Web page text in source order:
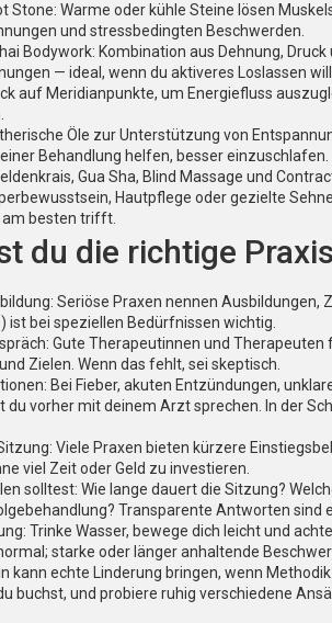
Stone: Warme oder kühle Steine lösen
und stressbedingten Beschwerden.
Bodywork: Kombination aus Dehnung,
— ideal, wenn du aktiveres Loslassen
auf Meridianpunkte, um Energiefluss
Öle zur Unterstützung von
Behandlung helfen, besser einzuschlafen.
Gua Sha, Blind Massage und
Hautpflege oder gezielte
am besten trifft.
du die richtige
Seriöse Praxen nennen Ausbildungen,
ist bei speziellen Bedürfnissen wichtig.
Gute Therapeutinnen und
Zielen. Wenn das fehlt, sei skeptisch.
Bei Fieber, akuten Entzündungen,
du vorher mit deinem Arzt sprechen. In der
Viele Praxen bieten kürzere
viel Zeit oder Geld zu investieren.
solltest: Wie lange dauert die Sitzung?
Transparente Antworten sind
Trinke Wasser, bewege dich leicht und
starke oder länger anhaltende
kann echte Linderung bringen, wenn
buchst, und probiere ruhig verschiedene